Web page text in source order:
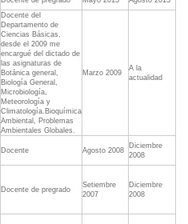
Docente del
Departamento de
Ciencias Básicas,
desde el 2009 me
encargué del dictado de
las asignaturas de
Botánica general,
Biología General,
Microbiología,
Meteorología y
Climatología.Bioquímica
Ambiental, Problemas
Ambientales Globales.
Marzo 2009
A la
actualidad
Docente Agosto 2008
Diciembre
2008
Docente de pregrado
Setiembre
2007
Diciembre
2008